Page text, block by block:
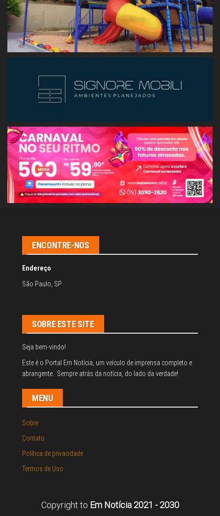
ENCONTRE-NOS
Endereço
São Paulo, SP
SOBRE ESTE SITE
Seja bem-vindo!
Este é o Portal Em Notícia, um veículo de imprensa completo e
abrangente. Sempre atrás da notícia, do lado da verdade!
MENU
Sobre
Contato
Política de privacidade
Termos de Uso
Copyright to Em Notícia 2021 - 2030